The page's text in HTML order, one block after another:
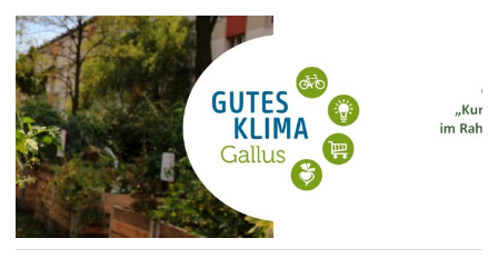
Gutes Klima im Gallus
Kurze Wege für den Klimaschutz